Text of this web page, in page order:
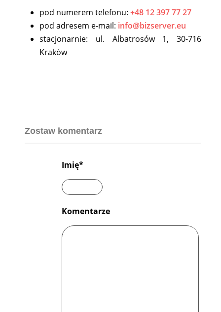
pod numerem telefonu: +48 12 397 77 27
pod adresem e-mail: info@bizserver.eu
stacjonarnie: ul. Albatrosów 1, 30-716
Kraków
Zostaw komentarz
Imię*
Komentarze